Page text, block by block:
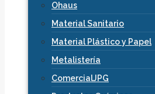
Ohaus
Material Sanitario
Material Plástico y Papel
Metalistería
ComercialJPG